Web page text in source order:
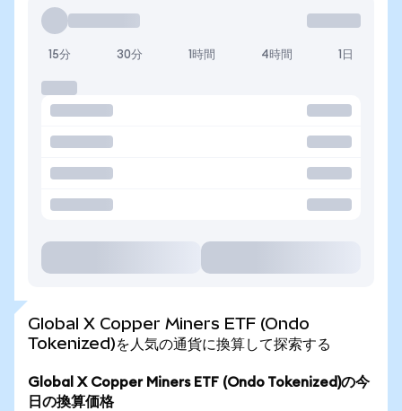
15分 30分 1時間 4時間 1日
Global X Copper Miners ETF (Ondo
Tokenized)を人気の通貨に換算して探索する
Global X Copper Miners ETF (Ondo Tokenized)の今
日の換算価格